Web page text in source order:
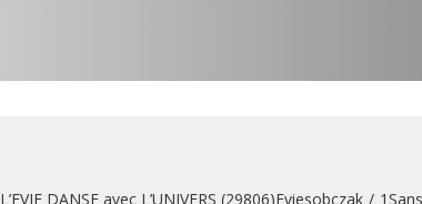
L’EVIE DANSE avec L’UNIVERS (29806)Eviesobczak /